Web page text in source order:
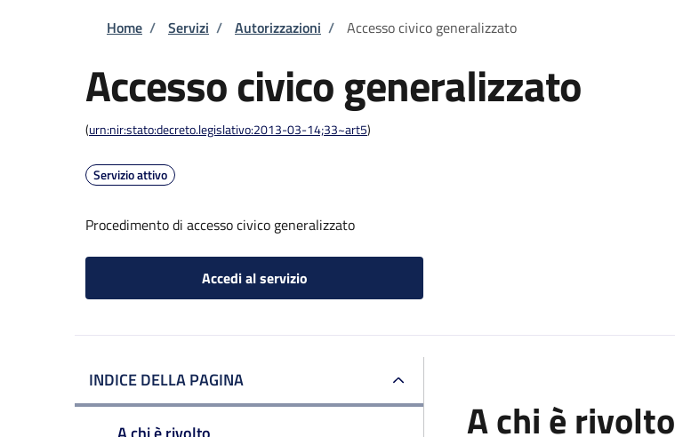
Briciole di pane
Home / Servizi / Autorizzazioni / Accesso civico generalizzato
Accesso civico generalizzato
(urn:nir:stato:decreto.legislativo:2013-03-14;33~art5)
Servizio attivo
Procedimento di accesso civico generalizzato
Accedi al servizio
INDICE DELLA PAGINA
A chi è rivolto